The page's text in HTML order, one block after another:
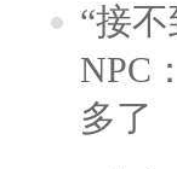
“接
NPC
多了